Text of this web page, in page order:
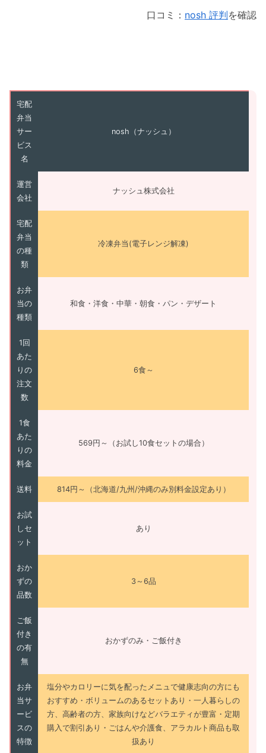
口コミ： nosh 評判を確認
宅配
弁当
サー
ビス
名
nosh（ナッシュ）
運営
会社
ナッシュ株式会社
宅配
弁当
の種
類
冷凍弁当(電子レンジ解凍)
お弁
当の
種類
和食・洋食・中華・朝食・パン・デザート
1回
あた
りの
注文
数
6食～
1食
あた
りの
料金
569円～（お試し10食セットの場合）
送料 814円～（北海道/九州/沖縄のみ別料金設定あり）
お試
しセ
ット
あり
おか
ずの
品数
3～6品
ご飯
付き
の有
無
おかずのみ・ご飯付き
お弁
当サ
ービ
スの
特徴
塩分やカロリーに気を配ったメニュで健康志向の方にも
おすすめ・ボリュームのあるセットあり・一人暮らしの
方、高齢者の方、家族向けなどバラエティが豊富・定期
購入で割引あり・ごはんや介護食、アラカルト商品も取
扱あり